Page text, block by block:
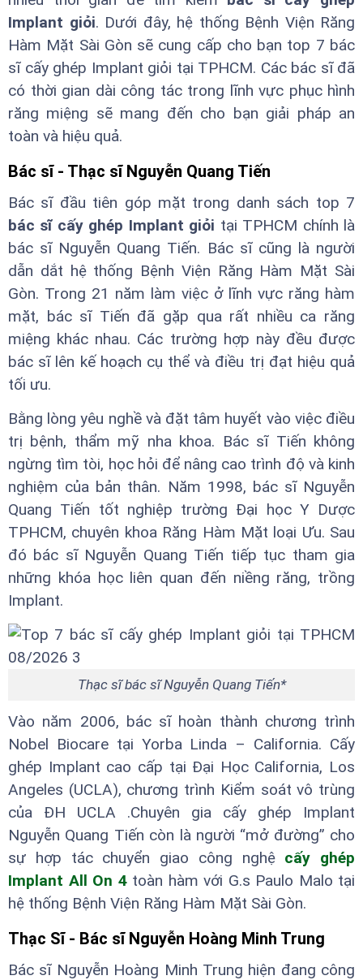
Implant giỏi. Dưới đây, hệ thống Bệnh Viện Răng
Hàm Mặt Sài Gòn sẽ cung cấp cho bạn top 7 bác
sĩ cấy ghép Implant giỏi tại TPHCM. Các bác sĩ đã
có thời gian dài công tác trong lĩnh vực phục hình
răng miệng sẽ mang đến cho bạn giải pháp an
toàn và hiệu quả.
Bác sĩ - Thạc sĩ Nguyễn Quang Tiến
Bác sĩ đầu tiên góp mặt trong danh sách top 7
bác sĩ cấy ghép Implant giỏi tại TPHCM chính là
bác sĩ Nguyễn Quang Tiến. Bác sĩ cũng là người
dẫn dắt hệ thống Bệnh Viện Răng Hàm Mặt Sài
Gòn. Trong 21 năm làm việc ở lĩnh vực răng hàm
mặt, bác sĩ Tiến đã gặp qua rất nhiều ca răng
miệng khác nhau. Các trường hợp này đều được
bác sĩ lên kế hoạch cụ thể và điều trị đạt hiệu quả
tối ưu.
Bằng lòng yêu nghề và đặt tâm huyết vào việc điều
trị bệnh, thẩm mỹ nha khoa. Bác sĩ Tiến không
ngừng tìm tòi, học hỏi để nâng cao trình độ và kinh
nghiệm của bản thân. Năm 1998, bác sĩ Nguyễn
Quang Tiến tốt nghiệp trường Đại học Y Dược
TPHCM, chuyên khoa Răng Hàm Mặt loại Ưu. Sau
đó bác sĩ Nguyễn Quang Tiến tiếp tục tham gia
những khóa học liên quan đến niềng răng, trồng
Implant.
Thạc sĩ bác sĩ Nguyễn Quang Tiến*
Vào năm 2006, bác sĩ hoàn thành chương trình
Nobel Biocare tại Yorba Linda – California. Cấy
ghép Implant cao cấp tại Đại Học California, Los
Angeles (UCLA), chương trình Kiểm soát vô trùng
của ĐH UCLA .Chuyên gia cấy ghép Implant
Nguyễn Quang Tiến còn là người “mở đường” cho
sự hợp tác chuyển giao công nghệcấy ghép
Implant All On 4toàn hàm với G.s Paulo Malo tại
hệ thống Bệnh Viện Răng Hàm Mặt Sài Gòn.
Thạc Sĩ - Bác sĩ Nguyễn Hoàng Minh Trung
Bác sĩ Nguyễn Hoàng Minh Trung hiện đang công